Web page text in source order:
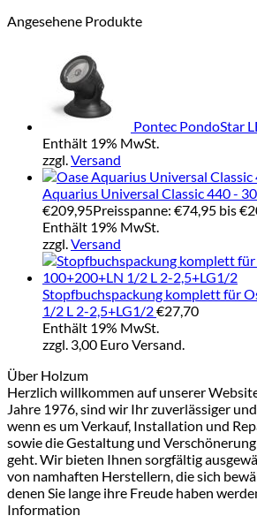
Angesehene Produkte
Pontec PondoStar
Enthält 19% MwSt.
zzgl.Versand
Aquarius Universal Classic 440 -
€209,95Preisspanne: €74,95 bis
Enthält 19% MwSt.
zzgl.Versand
Stopfbuchspackung komplett für
1/2 L 2-2,5+LG1/2€27,70
Enthält 19% MwSt.
zzgl. 3,00 Euro Versand.
Über Holzum
Herzlich willkommen auf unserer
Jahre 1976, sind wir Ihr zuverlässiger
wenn es um Verkauf, Installation und
sowie die Gestaltung und
geht. Wir bieten Ihnen sorgfältig
von namhaften Herstellern, die sich
denen Sie lange ihre Freude haben
Information